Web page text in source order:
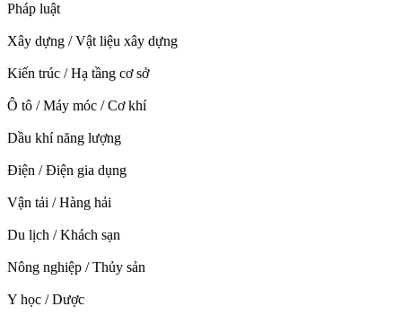
Pháp luật
Xây dựng / Vật liệu xây dựng
Kiến trúc / Hạ tầng cơ sở
Ô tô / Máy móc / Cơ khí
Dầu khí năng lượng
Điện / Điện gia dụng
Vận tải / Hàng hải
Du lịch / Khách sạn
Nông nghiệp / Thủy sản
Y học / Dược